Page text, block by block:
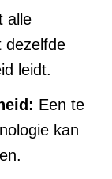
alle
dezelfde
leidt.
Een te
kan